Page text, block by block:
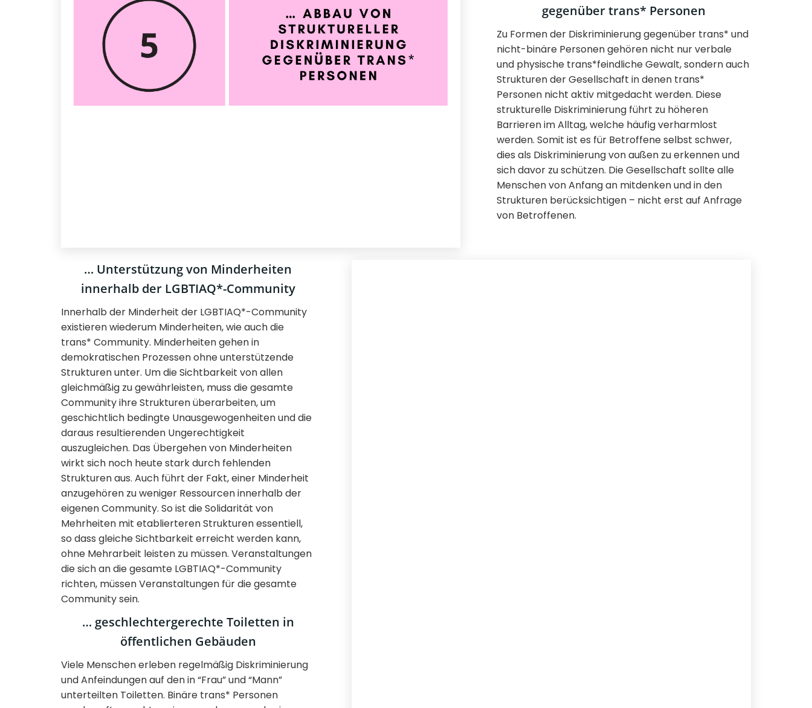
gegenüber trans* Personen
Zu Formen der Diskriminierung gegenüber trans* und
nicht-binäre Personen gehören nicht nur verbale
und physische trans*feindliche Gewalt, sondern auch
Strukturen der Gesellschaft in denen trans*
Personen nicht aktiv mitgedacht werden. Diese
strukturelle Diskriminierung führt zu höheren
Barrieren im Alltag, welche häufig verharmlost
werden. Somit ist es für Betroffene selbst schwer,
dies als Diskriminierung von außen zu erkennen und
sich davor zu schützen. Die Gesellschaft sollte alle
Menschen von Anfang an mitdenken und in den
Strukturen berücksichtigen – nicht erst auf Anfrage
von Betroffenen.
… Unterstützung von Minderheiten
innerhalb der LGBTIAQ*-Community
Innerhalb der Minderheit der LGBTIAQ*-Community
existieren wiederum Minderheiten, wie auch die
trans* Community. Minderheiten gehen in
demokratischen Prozessen ohne unterstützende
Strukturen unter. Um die Sichtbarkeit von allen
gleichmäßig zu gewährleisten, muss die gesamte
Community ihre Strukturen überarbeiten, um
geschichtlich bedingte Unausgewogenheiten und die
daraus resultierenden Ungerechtigkeit
auszugleichen. Das Übergehen von Minderheiten
wirkt sich noch heute stark durch fehlenden
Strukturen aus. Auch führt der Fakt, einer Minderheit
anzugehören zu weniger Ressourcen innerhalb der
eigenen Community. So ist die Solidarität von
Mehrheiten mit etablierteren Strukturen essentiell,
so dass gleiche Sichtbarkeit erreicht werden kann,
ohne Mehrarbeit leisten zu müssen. Veranstaltungen
die sich an die gesamte LGBTIAQ*-Community
richten, müssen Veranstaltungen für die gesamte
Community sein.
… geschlechtergerechte Toiletten in
öffentlichen Gebäuden
Viele Menschen erleben regelmäßig Diskriminierung
und Anfeindungen auf den in “Frau” und “Mann”
unterteilten Toiletten. Binäre trans* Personen